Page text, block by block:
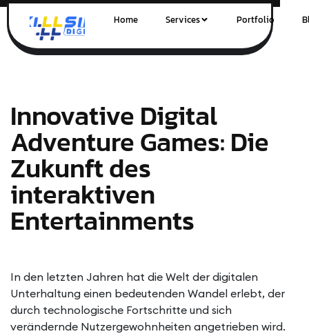
Home Services Portfolio
Innovative Digital
Adventure Games: Die
Zukunft des
interaktiven
Entertainments
In den letzten Jahren hat die Welt der digitalen
Unterhaltung einen bedeutenden Wandel erlebt, der
durch technologische Fortschritte und sich
verändernde Nutzergewohnheiten angetrieben wird.